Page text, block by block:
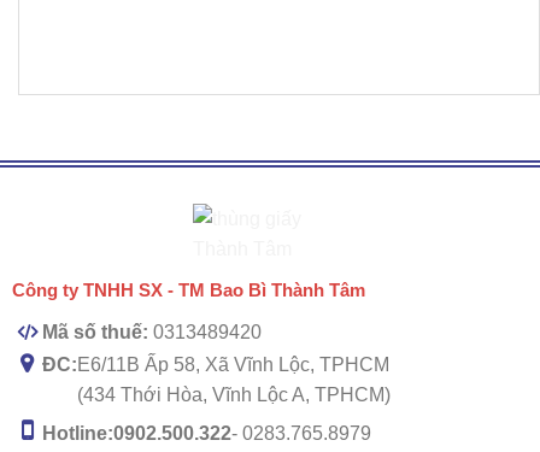
Công ty TNHH SX - TM Bao Bì Thành Tâm
Mã số thuế: 0313489420
ĐC:E6/11B Ấp 58, Xã Vĩnh Lộc, TPHCM
(434 Thới Hòa, Vĩnh Lộc A, TPHCM)
Hotline:0902.500.322- 0283.765.8979